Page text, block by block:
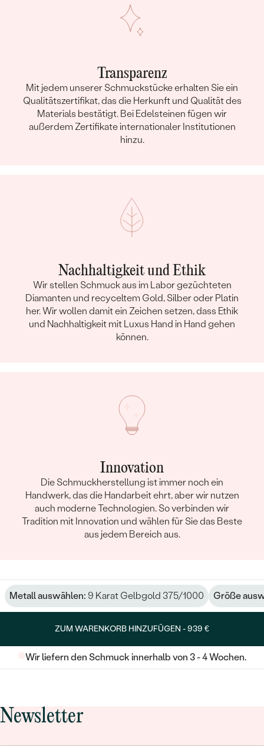
Transparenz
Mit jedem unserer Schmuckstücke erhalten Sie ein
Qualitätszertifikat, das die Herkunft und Qualität des
Materials bestätigt. Bei Edelsteinen fügen wir
außerdem Zertifikate internationaler Institutionen
hinzu.
Nachhaltigkeit und Ethik
Wir stellen Schmuck aus im Labor gezüchteten
Diamanten und recyceltem Gold, Silber oder Platin
her. Wir wollen damit ein Zeichen setzen, dass Ethik
und Nachhaltigkeit mit Luxus Hand in Hand gehen
können.
Innovation
Die Schmuckherstellung ist immer noch ein
Handwerk, das die Handarbeit ehrt, aber wir nutzen
auch moderne Technologien. So verbinden wir
Tradition mit Innovation und wählen für Sie das Beste
aus jedem Bereich aus.
Metall auswählen: 9 Karat Gelbgold 375/1000 Größe
ZUM WARENKORB HINZUFÜGEN -939 €
Wir liefern den Schmuck innerhalb von 3 - 4 Wochen.
Newsletter